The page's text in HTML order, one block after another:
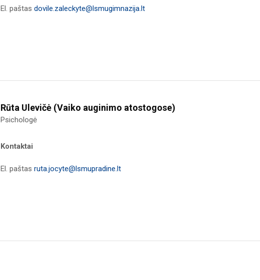
El. paštas dovile.zaleckyte@lsmugimnazija.lt
Rūta Ulevičė (Vaiko auginimo atostogose)
Psichologė
Kontaktai
El. paštas ruta.jocyte@lsmupradine.lt